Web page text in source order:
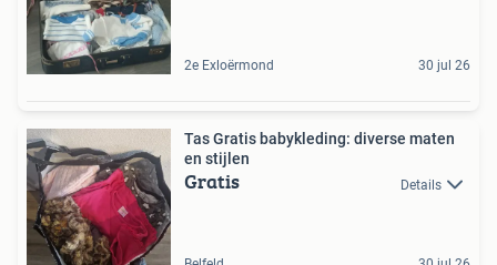
2e Exloërmond 30 jul 26
Tas Gratis babykleding: diverse maten
en stijlen
Gratis Details